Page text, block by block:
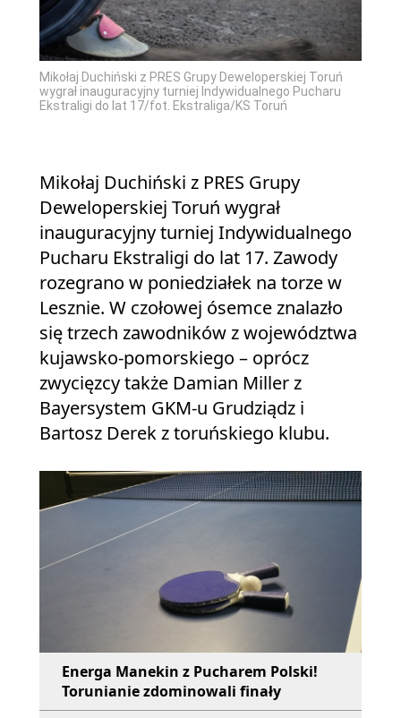
Mikołaj Duchiński z PRES Grupy Deweloperskiej Toruń
wygrał inauguracyjny turniej Indywidualnego Pucharu
Ekstraligi do lat 17/fot. Ekstraliga/KS Toruń
Mikołaj Duchiński z PRES Grupy
Deweloperskiej Toruń wygrał
inauguracyjny turniej Indywidualnego
Pucharu Ekstraligi do lat 17. Zawody
rozegrano w poniedziałek na torze w
Lesznie. W czołowej ósemce znalazło
się trzech zawodników z województwa
kujawsko-pomorskiego – oprócz
zwycięzcy także Damian Miller z
Bayersystem GKM-u Grudziądz i
Bartosz Derek z toruńskiego klubu.
Energa Manekin z Pucharem Polski!
Torunianie zdominowali finały